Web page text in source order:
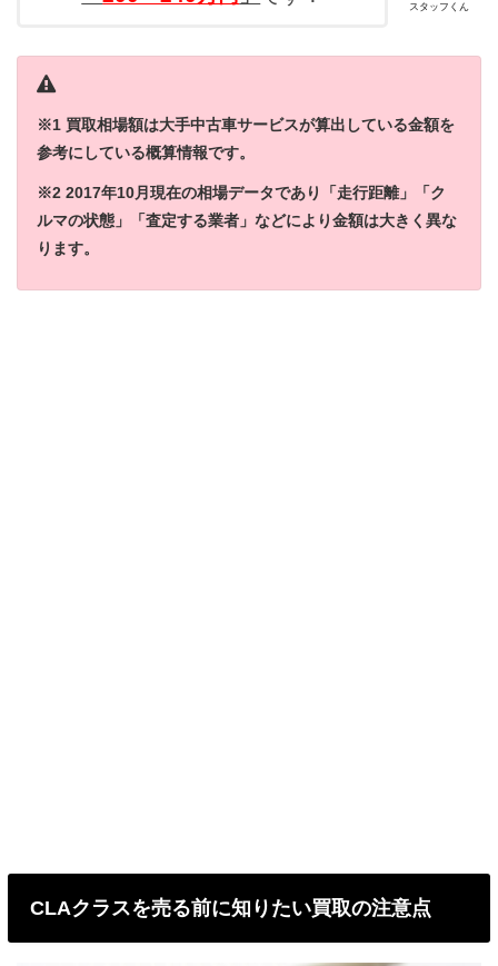
スタッフくん
※1 買取相場額は大手中古車サービスが算出している金額を
参考にしている概算情報です。
※2 2017年10月現在の相場データであり「走行距離」「ク
ルマの状態」「査定する業者」などにより金額は大きく異な
ります。
CLAクラスを売る前に知りたい買取の注意点